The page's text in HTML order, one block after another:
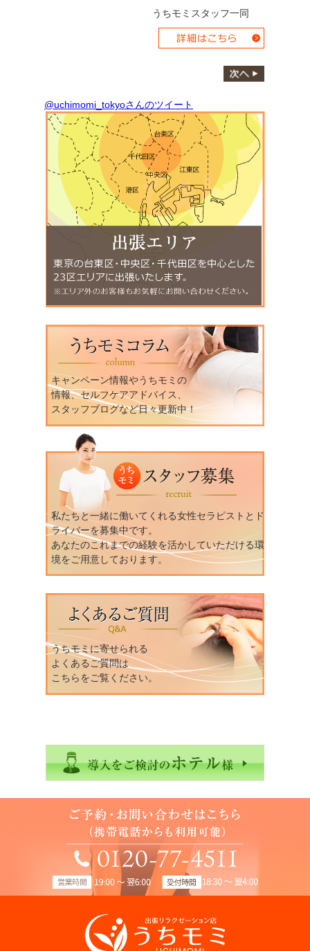
うちモミスタッフ一同
@uchimomi_tokyoさんのツイート
キャンペーン情報やうちモミの
情報、セルフケアアドバイス、
スタッフブログなど日々更新中！
私たちと一緒に働いてくれる女性セラピストとド
ライバーを募集中です。
あなたのこれまでの経験を活かしていただける環
境をご用意しております。
うちモミに寄せられる
よくあるご質問は
こちらをご覧ください。